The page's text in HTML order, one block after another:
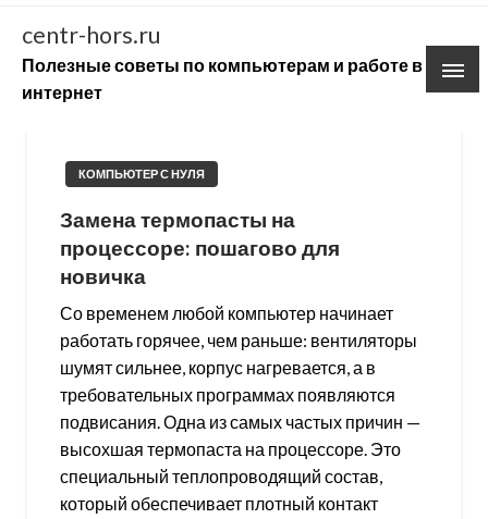
Skip
content
centr-hors.ru
Полезные советы по компьютерам и работе в
интернет
КОМПЬЮТЕР С НУЛЯ
Замена термопасты на
процессоре: пошагово для
новичка
Со временем любой компьютер начинает
работать горячее, чем раньше: вентиляторы
шумят сильнее, корпус нагревается, а в
требовательных программах появляются
подвисания. Одна из самых частых причин —
высохшая термопаста на процессоре. Это
специальный теплопроводящий состав,
который обеспечивает плотный контакт